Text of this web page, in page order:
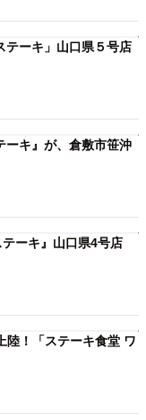
テーキ」山口県５号店
ーキ』が、倉敷市笹沖
テーキ』山口県4号店
陸！「ステーキ食堂 ワ